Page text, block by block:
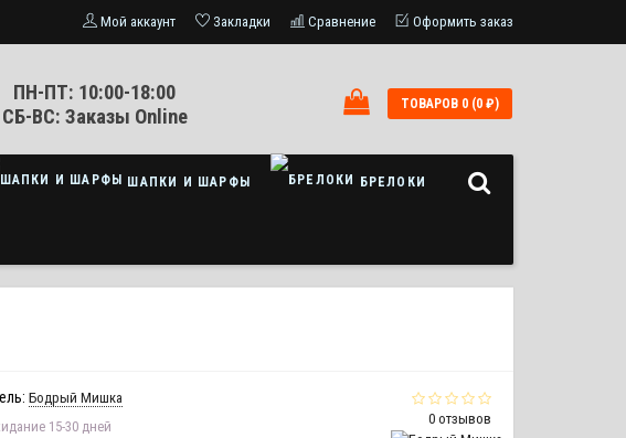
Мой аккаунт Закладки Сравнение Оформить заказ
ПН-ПТ: 10:00-18:00
СБ-ВС: Заказы Online
ТОВАРОВ 0 (0 ₽)
ШАПКИ И ШАРФЫ БРЕЛОКИ
0 отзывов
Бодрый Мишка
15-30 дней